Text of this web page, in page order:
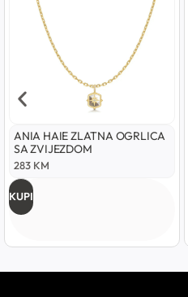
ANIA HAIE ZLATNA OGRLICA
SA ZVIJEZDOM
283 KM
KUPI